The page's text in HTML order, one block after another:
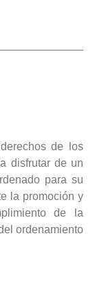
de los
disfrutar de un
para su
la promoción y
de la
ordenamiento